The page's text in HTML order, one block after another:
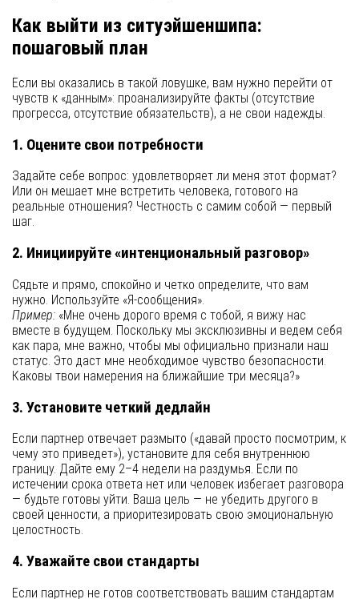
Как выйти из ситуэйшеншипа:
пошаговый план
Если вы оказались в такой ловушке, вам нужно перейти от
чувств к «данным»: проанализируйте факты (отсутствие
прогресса, отсутствие обязательств), а не свои надежды.
1. Оцените свои потребности
Задайте себе вопрос: удовлетворяет ли меня этот формат?
Или он мешает мне встретить человека, готового на
реальные отношения? Честность с самим собой — первый
шаг.
2. Инициируйте «интенциональный разговор»
Сядьте и прямо, спокойно и четко определите, что вам
нужно. Используйте «Я-сообщения».
Пример: «Мне очень дорого время с тобой, я вижу нас
вместе в будущем. Поскольку мы эксклюзивны и ведем себя
как пара, мне важно, чтобы мы официально признали наш
статус. Это даст мне необходимое чувство безопасности.
Каковы твои намерения на ближайшие три месяца?»
3. Установите четкий дедлайн
Если партнер отвечает размыто («давай просто посмотрим, к
чему это приведет»), установите для себя внутреннюю
границу. Дайте ему 2–4 недели на раздумья. Если по
истечении срока ответа нет или человек избегает разговора
— будьте готовы уйти. Ваша цель — не убедить другого в
своей ценности, а приоритезировать свою эмоциональную
целостность.
4. Уважайте свои стандарты
Если партнер не готов соответствовать вашим стандартам